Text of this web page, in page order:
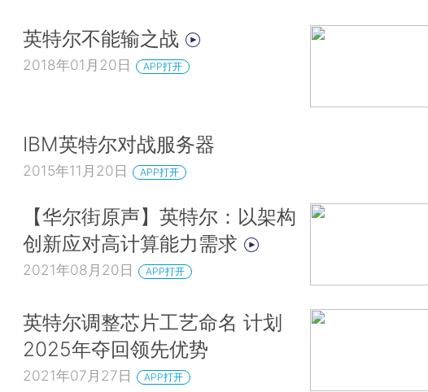
英特尔不能输之战
2018年01月20日 APP打开
IBM英特尔对战服务器
2015年11月20日 APP打开
【华尔街原声】英特尔：以架构
创新应对高计算能力需求
2021年08月20日 APP打开
英特尔调整芯片工艺命名 计划
2025年夺回领先优势
2021年07月27日 APP打开